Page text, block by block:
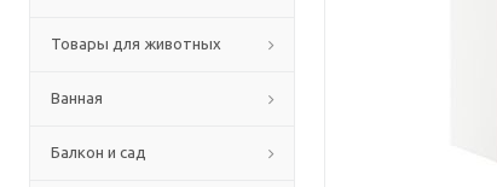
Товары для животных
Ванная
Балкон и сад